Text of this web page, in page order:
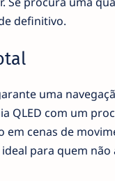
definitivo.
uma
QLED com um
cenas de
para quem não